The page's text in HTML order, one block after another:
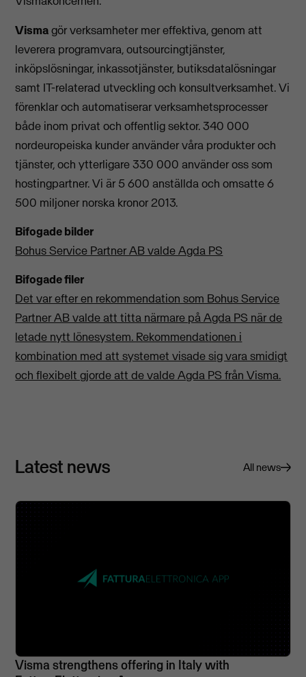
Vismagör verksamheter mer effektiva, genom att
leverera programvara, outsourcingtjänster,
inköpslösningar, inkassotjänster, butiksdatalösningar
samt IT-relaterad utveckling och konsultverksamhet. Vi
förenklar och automatiserar verksamhetsprocesser
både inom privat och offentlig sektor. 340 000
nordeuropeiska kunder använder våra produkter och
tjänster, och ytterligare 330 000 använder oss som
hostingpartner. Vi är 5 600 anställda och omsatte 6
500 miljoner norska kronor 2013.
Bifogade bilder
Bohus Service Partner AB valde Agda PS
Bifogade filer
Det var efter en rekommendation som Bohus Service
Partner AB valde att titta närmare på Agda PS när de
letade nytt lönesystem. Rekommendationen i
kombination med att systemet visade sig vara smidigt
och flexibelt gjorde att de valde Agda PS från Visma.
Latest news All news
Visma strengthens offering in Italy with